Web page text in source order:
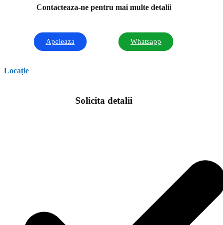
Contacteaza-ne pentru mai multe detalii
Apeleaza Whatsapp
Locație
Solicita detalii